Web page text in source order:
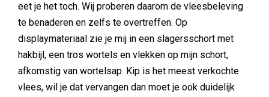
eet je het toch. Wij proberen daarom de vleesbeleving
te benaderen en zelfs te overtreffen. Op
displaymateriaal zie je mij in een slagersschort met
hakbijl, een tros wortels en vlekken op mijn schort,
afkomstig van wortelsap. Kip is het meest verkochte
vlees, wil je dat vervangen dan moet je ook duidelijk